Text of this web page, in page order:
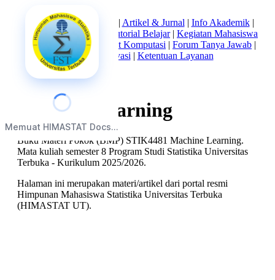
Memuat HIMASTAT Docs...
Beranda|Tentang Kami | Artikel & Jurnal | Info Akademik|
Mata Kuliah Statistika
Tutorial Belajar| Kegiatan Mahasiswa
Struktur Himpunan Alat Komputasi | Forum Tanya Jawab |
Kebijakan Privasi | Ketentuan Layanan
Machine Learning
Buku Materi Pokok (BMP) STIK4481 Machine Learning.
Mata kuliah semester 8 Program Studi Statistika Universitas
Terbuka - Kurikulum 2025/2026.
Halaman ini merupakan materi/artikel dari portal resmi
Himpunan Mahasiswa Statistika Universitas Terbuka
(HIMASTAT UT).